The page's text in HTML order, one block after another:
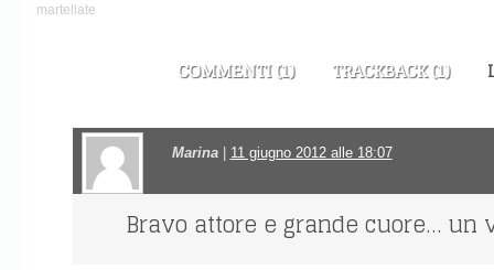
martellate
TRACKBACK (1)
COMMENTI (1)
Marina 11 giugno 2012 alle 18:07
Bravo attore e grande cuore… un